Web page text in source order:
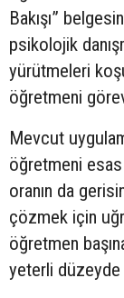
Bakışı”
psikolojik
yürütmeleri
öğretmeni
Mevcut
öğretmeni esas
oranın da
çözmek için
öğretmen
yeterli düzeyde